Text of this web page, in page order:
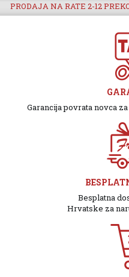
PRODAJA NA RATE 2-12
Garancija povrata novca
Besplatna
Hrvatske za